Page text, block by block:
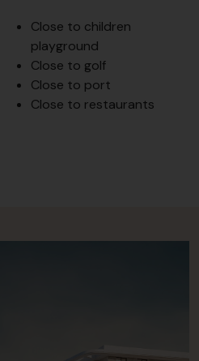
Close to children
playground
Close to golf
Close to port
Close to restaurants